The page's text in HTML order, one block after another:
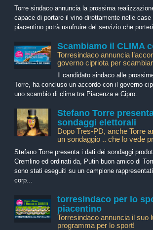
Torre sindaco annuncia la prossima
capace di portare il vino direttamente nelle case
piacentino potrà usufruire del servizio che
Scambiamo il CLIMA
Torresindaco annuncia
governo cipriota per
Il candidato sindaco alle
Torre, ha concluso un accordo con il governo
uno scambio di clima tra Piacenza e Cipro.
Stefano Torre
sondaggi elettorali
Dopo Tres-PD, anche Torre
un sondaggio .. che lo vede
Stefano Torre presenta i dati dei sondaggi
Cremlino ed ordinati da, Putin buon amico di
sono stati eseguiti su un campione
corp...
torresindaco per lo
piacentino
Torresindaco annuncia il suo
programma per lo sport!